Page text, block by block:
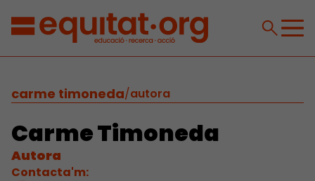
carme timoneda/autora
Carme Timoneda
Autora
Contacta'm: